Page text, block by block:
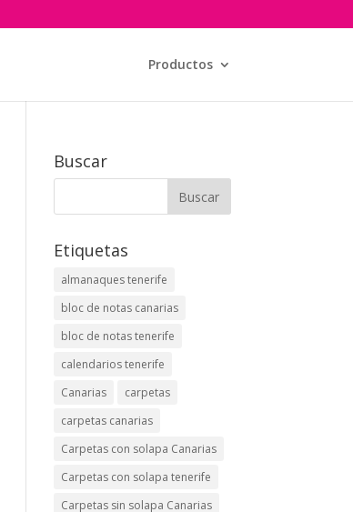
Productos
Buscar
Etiquetas
almanaques tenerife
bloc de notas canarias
bloc de notas tenerife
calendarios tenerife
Canarias
carpetas
carpetas canarias
Carpetas con solapa Canarias
Carpetas con solapa tenerife
Carpetas sin solapa Canarias